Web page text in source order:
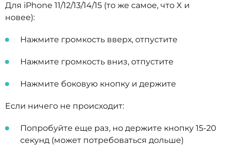
Для iPhone 11/12/13/14/15 (то же самое, что X и
новее):
Нажмите громкость вверх, отпустите
Нажмите громкость вниз, отпустите
Нажмите боковую кнопку и держите
Если ничего не происходит:
Попробуйте еще раз, но держите кнопку 15-20
секунд (может потребоваться дольше)